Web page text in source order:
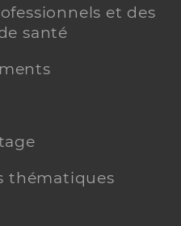
et des
santé
thématiques